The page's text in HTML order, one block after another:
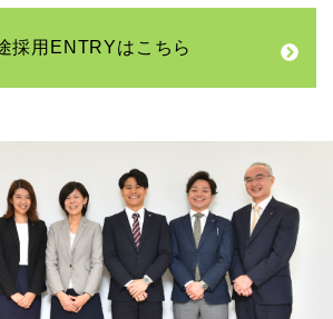
採用ENTRYはこちら